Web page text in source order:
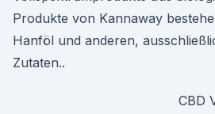
Produkte von Kannaway
Hanföl und anderen,
Zutaten..
CBD